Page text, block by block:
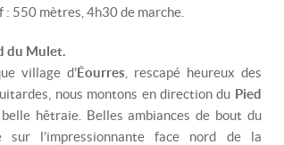
550 mètres, 4h30 de marche.
du Mulet.
village d'Éourres , rescapé heureux des
nous montons en direction du Pied
hêtraie. Belles ambiances de bout du
sur l’impressionnante face nord de la